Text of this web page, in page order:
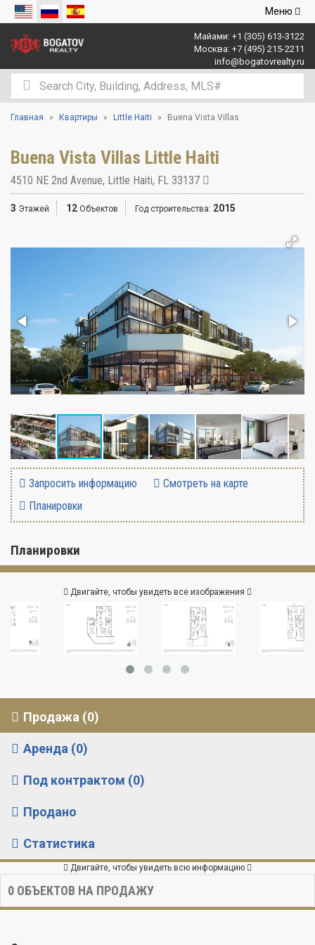
Открыть
Меню
Майами: +1 (305) 613-3122
Москва: +7 (495) 215-2211
info@bogatovrealty.ru
Главная Квартиры Little Haiti Buena Vista Villas
Buena Vista Villas Little Haiti
4510 NE 2nd Avenue, Little Haiti, FL 33137
3 Этажей 12 Объектов Год строительства: 2015
Запросить информацию
Смотреть на карте
Планировки
Планировки
Двигайте, чтобы увидеть все изображения
Продажа (0)
Аренда (0)
Под контрактом (0)
Продано
Статистика
Двигайте, чтобы увидеть всю информацию
0 ОБЪЕКТОВ НА ПРОДАЖУ